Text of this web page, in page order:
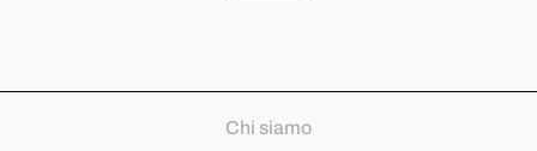
Chi siamo